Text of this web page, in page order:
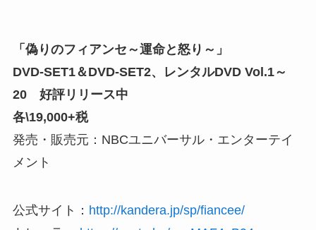
「偽りのフィアンセ～運命と怒り～」
DVD-SET1＆DVD-SET2、レンタルDVD Vol.1～
20 好評リリース中
各\19,000+税
発売・販売元：NBCユニバーサル・エンターテイ
メント
公式サイト： http://kandera.jp/sp/fiancee/